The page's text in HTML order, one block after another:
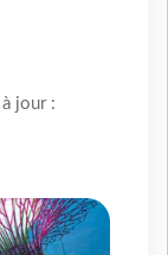
jour :